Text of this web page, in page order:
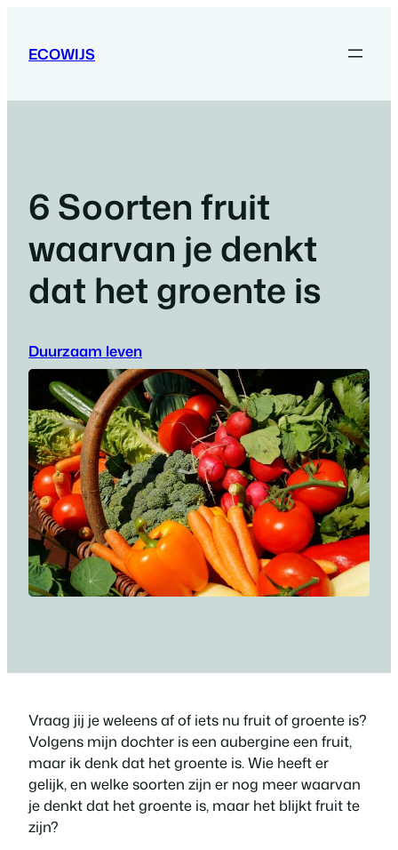
ECOWIJS
6 Soorten fruit
waarvan je denkt
dat het groente is
Duurzaam leven
Vraag jij je weleens af of iets nu fruit of groente is?
Volgens mijn dochter is een aubergine een fruit,
maar ik denk dat het groente is. Wie heeft er
gelijk, en welke soorten zijn er nog meer waarvan
je denkt dat het groente is, maar het blijkt fruit te
zijn?